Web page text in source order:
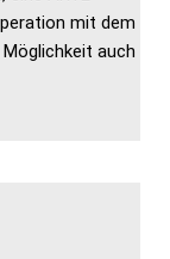
mit dem
auch